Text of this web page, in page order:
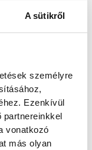
A sütikről
személyre
Ezenkívül
partnereinkkel
vonatkozó
más olyan